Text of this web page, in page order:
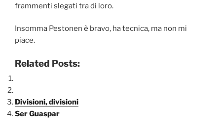
frammenti slegati tra di loro.
Insomma Pestonen è bravo, ha tecnica, ma non mi
piace.
Related Posts:
Divisioni, divisioni
Ser Guaspar